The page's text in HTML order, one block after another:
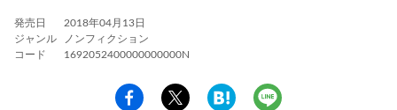
発売日
2018年04月13日
ジャンル
ノンフィクション
コード
1692052400000000000N